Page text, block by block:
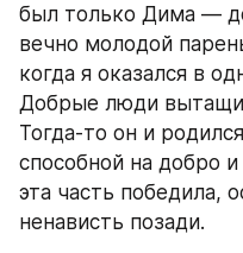
был только Дима ―
вечно молодой
когда я оказался в
Добрые люди
Тогда-то он и
способной на добро
эта часть победила,
ненависть позади.